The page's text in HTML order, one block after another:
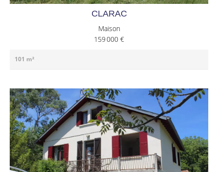
CLARAC
Maison
159 000 €
101 m²